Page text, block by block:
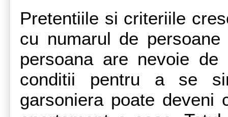
Pretentiile si criteriile
cu numarul de
persoana are nevoie
conditii pentru a se
garsoniera poate deveni